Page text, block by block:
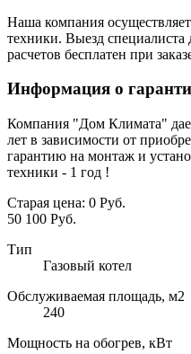
Наша компания
техники. Выезд специалиста
расчетов бесплатен при
Информация о
Компания "Дом Климата"
лет в зависимости от
гарантию на монтаж и
техники - 1 год !
Старая цена: 0 Руб.
50 100 Руб.
Тип
Газовый котел
Обслуживаемая площадь, м2
240
Мощность на обогрев, кВт